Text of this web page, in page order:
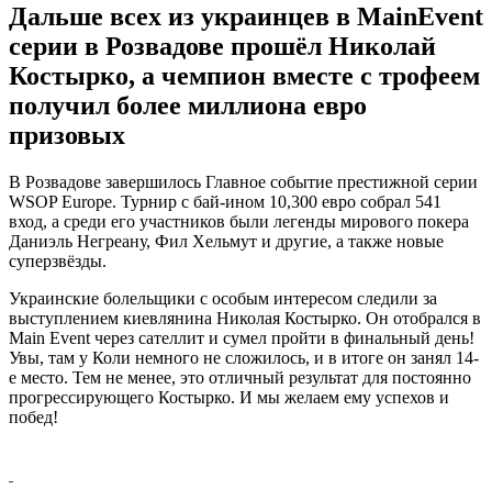
Дальше всех из украинцев в MainEvent
серии в Розвадове прошёл Николай
Костырко, а чемпион вместе с трофеем
получил более миллиона евро
призовых
В Розвадове завершилось Главное событие престижной серии
WSOP Europe. Турнир с бай-ином 10,300 евро собрал 541
вход, а среди его участников были легенды мирового покера
Даниэль Негреану, Фил Хельмут и другие, а также новые
суперзвёзды.
Украинские болельщики с особым интересом следили за
выступлением киевлянина Николая Костырко. Он отобрался в
Main Event через сателлит и сумел пройти в финальный день!
Увы, там у Коли немного не сложилось, и в итоге он занял 14-
е место. Тем не менее, это отличный результат для постоянно
прогрессирующего Костырко. И мы желаем ему успехов и
побед!